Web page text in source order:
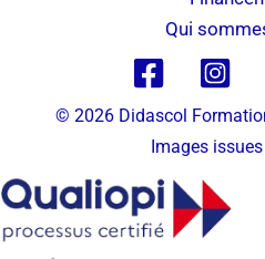
Qui
© 2026 Didascol
Images